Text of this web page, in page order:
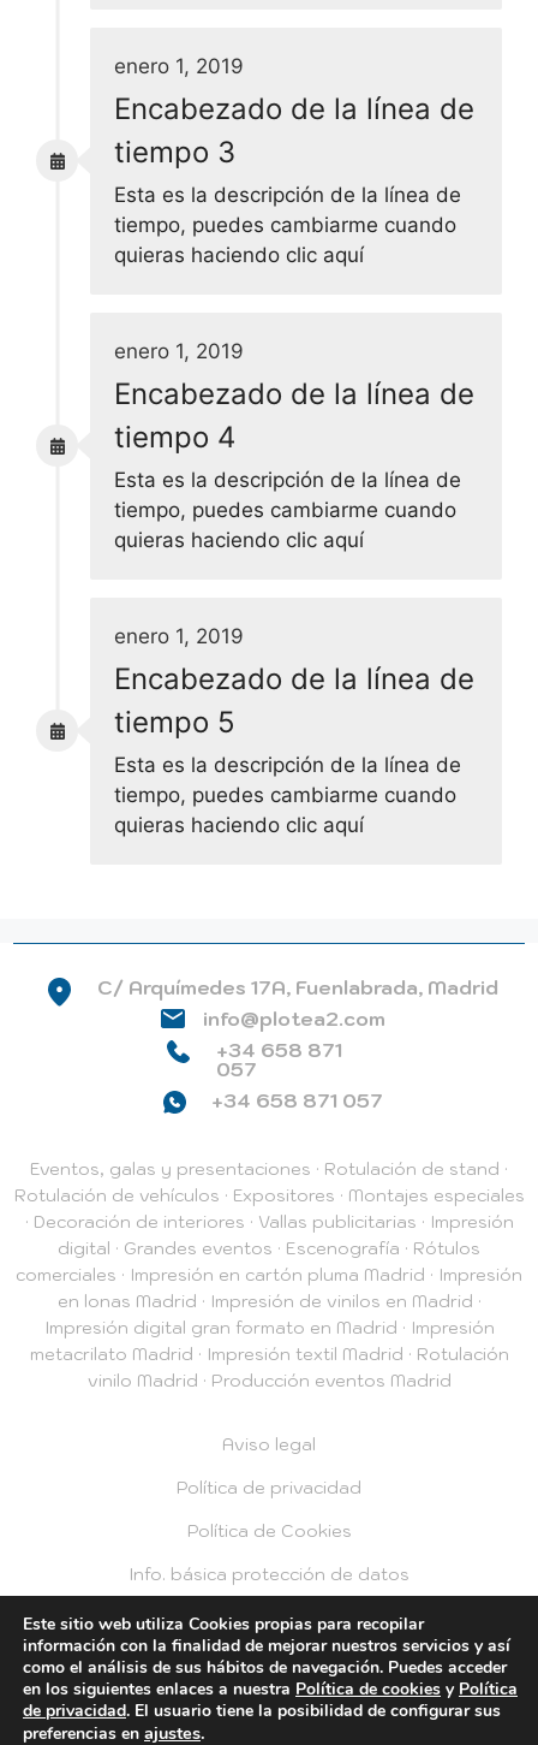
enero 1, 2019
Encabezado de la línea de
tiempo 3
Esta es la descripción de la línea de
tiempo, puedes cambiarme cuando
quieras haciendo clic aquí
enero 1, 2019
Encabezado de la línea de
tiempo 4
Esta es la descripción de la línea de
tiempo, puedes cambiarme cuando
quieras haciendo clic aquí
enero 1, 2019
Encabezado de la línea de
tiempo 5
Esta es la descripción de la línea de
tiempo, puedes cambiarme cuando
quieras haciendo clic aquí
C/ Arquímedes 17A, Fuenlabrada, Madrid
info@plotea2.com
+34 658 871
057
+34 658 871 057
Eventos, galas y presentaciones · Rotulación de stand ·
Rotulación de vehículos · Expositores · Montajes especiales
· Decoración de interiores · Vallas publicitarias · Impresión
digital · Grandes eventos · Escenografía · Rótulos
comerciales · Impresión en cartón pluma Madrid · Impresión
en lonas Madrid · Impresión de vinilos en Madrid ·
Impresión digital gran formato en Madrid · Impresión
metacrilato Madrid · Impresión textil Madrid · Rotulación
vinilo Madrid · Producción eventos Madrid
© 2026 Plotea2
Aviso legal
Política de privacidad
Política de Cookies
Info. básica protección de datos
Privacidad RRSS
Este sitio web utiliza Cookies propias para recopilar
información con la finalidad de mejorar nuestros servicios y así
como el análisis de sus hábitos de navegación. Puedes acceder
en los siguientes enlaces a nuestra Política de cookies y Política
de privacidad. El usuario tiene la posibilidad de configurar sus
preferencias en ajustes.